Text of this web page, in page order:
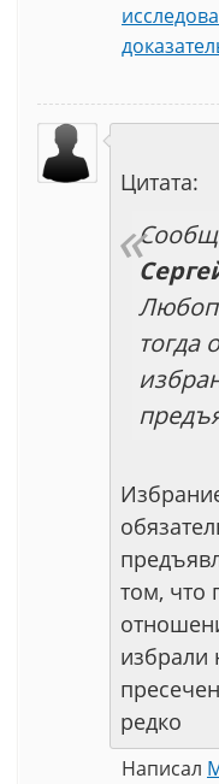
Цитата:
тогда
том, что
избрали
редко
Написал